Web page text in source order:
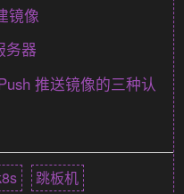
镜像
务器
推送镜像的三种认
跳板机